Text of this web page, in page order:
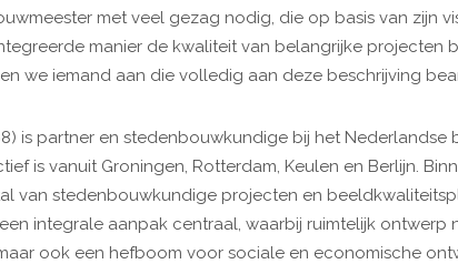
met veel gezag nodig, die op basis van zijn
manier de kwaliteit van belangrijke projecten
we iemand aan die volledig aan deze beschrijving
is partner en stedenbouwkundige bij het Nederlandse
is vanuit Groningen, Rotterdam, Keulen en Berlijn.
van stedenbouwkundige projecten en
integrale aanpak centraal, waarbij ruimtelijk ontwerp
ook een hefboom voor sociale en economische